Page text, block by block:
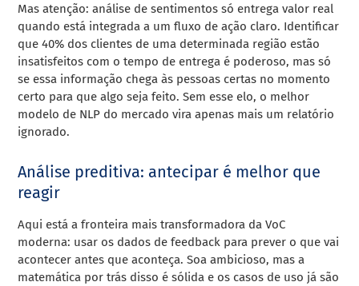
Mas atenção: análise de sentimentos só entrega valor real
quando está integrada a um fluxo de ação claro. Identificar
que 40% dos clientes de uma determinada região estão
insatisfeitos com o tempo de entrega é poderoso, mas só
se essa informação chega às pessoas certas no momento
certo para que algo seja feito. Sem esse elo, o melhor
modelo de NLP do mercado vira apenas mais um relatório
ignorado.
Análise preditiva: antecipar é melhor que
reagir
Aqui está a fronteira mais transformadora da VoC
moderna: usar os dados de feedback para prever o que vai
acontecer antes que aconteça. Soa ambicioso, mas a
matemática por trás disso é sólida e os casos de uso já são